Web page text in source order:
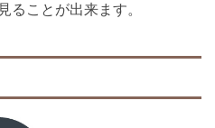
ることが出来ます。